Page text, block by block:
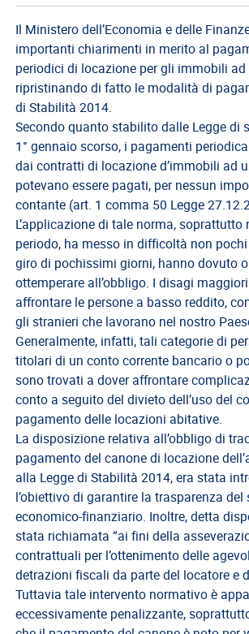
ISCRITTI
I
Consulenti
del
Lavoro
Ricerca
Iscritti
Norme
e
Regolamenti
ANCL
Direttivo
Ancl
ENPACL
Previdenza
Enpacl
A.S.G.C.D.L.
Direttivo
A.S.G.C.D.L.
Documenti
ASGCDL
TIROCINANTI
Tirocinanti
Banca
Il Ministero dell’Economia e delle
importanti chiarimenti in merito al
periodici di locazione per gli immobili
ripristinando di fatto le modalità di
di Stabilità 2014.
Secondo quanto stabilito dalle Legge di
1° gennaio scorso, i pagamenti
dai contratti di locazione d’immobili ad
potevano essere pagati, per nessun
contante (art. 1 comma 50 Legge
L’applicazione di tale norma, soprattutto
periodo, ha messo in difficoltà non
giro di pochissimi giorni, hanno dovuto
ottemperare all’obbligo. I disagi
affrontare le persone a basso reddito,
gli stranieri che lavorano nel nostro
Generalmente, infatti, tali categorie di
titolari di un conto corrente bancario o
sono trovati a dover affrontare
conto a seguito del divieto dell’uso del
pagamento delle locazioni abitative.
La disposizione relativa all’obbligo di
pagamento del canone di locazione
alla Legge di Stabilità 2014, era stata
l’obiettivo di garantire la trasparenza del
economico-finanziario. Inoltre, detta
stata richiamata “ai fini della
contrattuali per l’ottenimento delle
detrazioni fiscali da parte del locatore e
Tuttavia tale intervento normativo è
eccessivamente penalizzante,